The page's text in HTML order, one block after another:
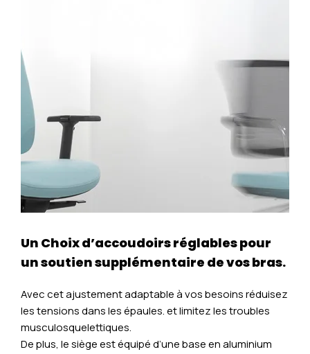
Un Choix d’accoudoirs réglables pour
un soutien supplémentaire de vos bras.
Avec cet ajustement adaptable à vos besoins réduisez
les tensions dans les épaules. et limitez les troubles
musculosquelettiques.
De plus, le siège est équipé d’une base en aluminium